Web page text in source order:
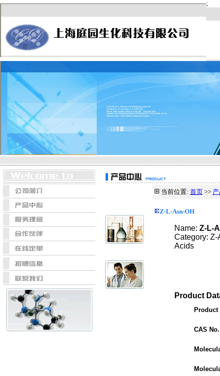
当前位置: 首页 >>
Z-L-Asn-OH
Name: Z-L-
Category: Z-
Acids
Product
Product
CAS No.